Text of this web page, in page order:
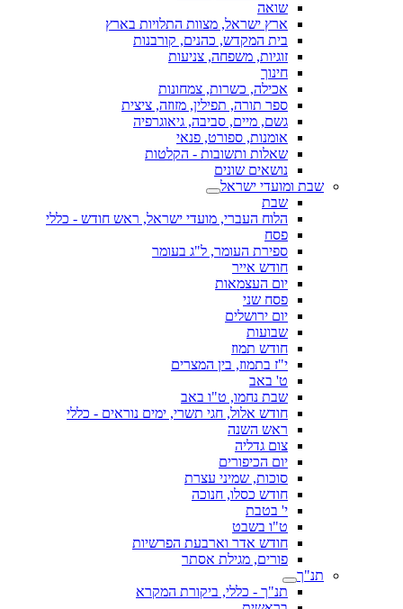
שואה
ארץ ישראל, מצוות התלויות בארץ
בית המקדש, כהנים, קורבנות
זוגיות, משפחה, צניעות
חינוך
אכילה, כשרות, צמחונות
ספר תורה, תפילין, מזוזה, ציצית
גשם, מיים, סביבה, גיאוגרפיה
אומנות, ספורט, פנאי
שאלות ותשובות - הקלטות
נושאים שונים
שבת ומועדי ישראל
שבת
הלוח העברי, מועדי ישראל, ראש חודש - כללי
פסח
ספירת העומר, ל"ג בעומר
חודש אייר
יום העצמאות
פסח שני
יום ירושלים
שבועות
חודש תמוז
י"ז בתמוז, בין המצרים
ט' באב
שבת נחמו, ט"ו באב
חודש אלול, חגי תשרי, ימים נוראים - כללי
ראש השנה
צום גדליה
יום הכיפורים
סוכות, שמיני עצרת
חודש כסלו, חנוכה
י' בטבת
ט"ו בשבט
חודש אדר וארבעת הפרשיות
פורים, מגילת אסתר
תנ"ך
תנ"ך - כללי, ביקורת המקרא